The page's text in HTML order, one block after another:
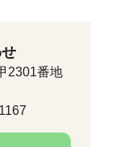
2301番地